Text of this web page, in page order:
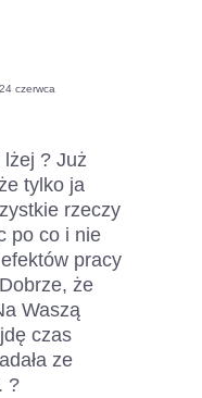
czerwca
lżej ? Już
tylko ja
rzeczy
po co i nie
pracy
że
Waszą
czas
ze
?